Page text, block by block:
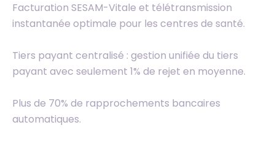
Facturation SESAM-Vitale et télétransmission
instantanée optimale pour les centres de santé.
Tiers payant centralisé : gestion unifiée du tiers
payant avec seulement 1% de rejet en moyenne.
Plus de 70% de rapprochements bancaires
automatiques.